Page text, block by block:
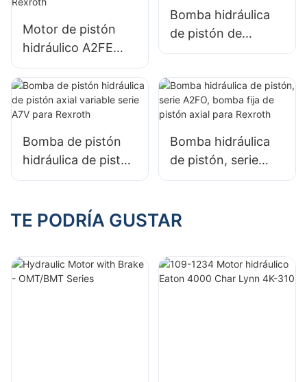
Motor de pistón
hidráulico A2FE
90/61W, motor fijo
de pistón axial para
Bosch Rexroth
Bomba hidráulica
de pistón de
desplazamiento
para Rexroth
Bomba de pistón
hidráulica de pistón
axial variable serie
Bomba hidráulica
de pistón, serie
A2FO, bomba fija
Rexroth
TE PODRÍA GUSTAR